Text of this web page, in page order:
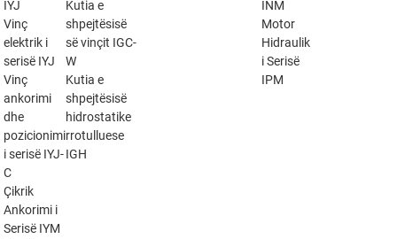
IYJ
Vinç
elektrik i
serisë IYJ
Vinç
ankorimi
dhe
pozicionimi
i serisë IYJ-
C
Çikrik
Ankorimi i
Serisë IYM
Kutia e
shpejtësisë
së vinçit IGC-
W
Kutia e
shpejtësisë
hidrostatike
rrotulluese
IGH
INM
Motor
Hidraulik
i Serisë
IPM